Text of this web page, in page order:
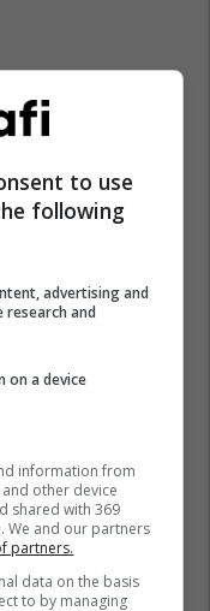
to use
following
advertising and
research and
on a device
information from
other device
shared with 369
We and our partners
partners.
data on the basis
to by managing